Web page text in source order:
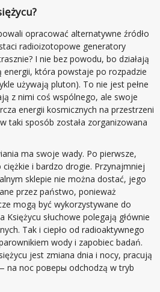
opracować alternatywne źródło
radioizotopowe generatory
I nie bez powodu, bo działają
która powstaje po rozpadzie
używają pluton). To nie jest pełne
z nimi coś wspólnego, ale swoje
energii kosmicznych na przestrzeni
taki sposób została zorganizowana
ma swoje wady. Po pierwsze,
i bardzo drogie. Przynajmniej
sklepie nie można dostać, jego
przez państwo, ponieważ
mogą być wykorzystywane do
słuchowe polegają głównie
Tak i ciepło od radioaktywnego
wody i zapobiec badań.
jest zmiana dnia i nocy, pracują
na noc роверы odchodzą w tryb